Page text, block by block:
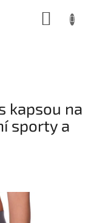
kapsou na
sporty a